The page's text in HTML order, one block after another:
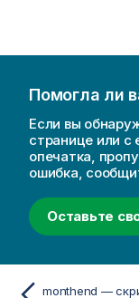
Помогла ли
Если вы
странице или
опечатка,
ошибка,
Оставьте